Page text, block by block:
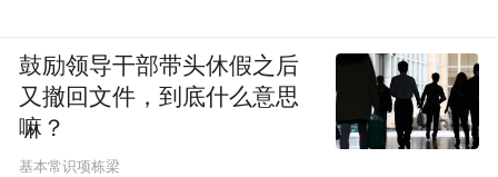
鼓励领导干部带头休假之后
又撤回文件，到底什么意思
嘛？
基本常识项栋梁